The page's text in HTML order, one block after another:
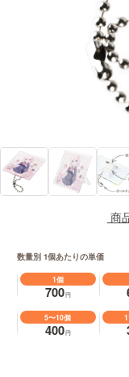
商
数量別 1個あたりの単価
1個
700円
5〜10個
400円